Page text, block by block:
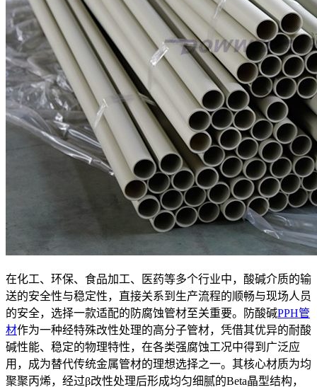
在化工、环保、食品加工、医药等多个行业中，酸碱介质的输
送的安全性与稳定性，直接关系到生产流程的顺畅与现场人员
的安全，选择一款适配的防腐蚀管材至关重要。防酸碱PPH管
材作为一种经特殊改性处理的高分子管材，凭借其优异的耐酸
碱性能、稳定的物理特性，在各类强腐蚀工况中得到广泛应
用，成为替代传统金属管材的理想选择之一。其核心材质为均
聚聚丙烯，经过β改性处理后形成均匀细腻的Beta晶型结构，